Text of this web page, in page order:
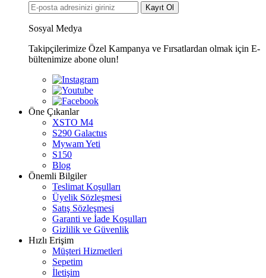
Kayıt Ol
Sosyal Medya
Takipçilerimize Özel Kampanya ve Fırsatlardan olmak için E-
bültenimize abone olun!
Öne Çıkanlar
XSTO M4
S290 Galactus
Mywam Yeti
S150
Blog
Önemli Bilgiler
Teslimat Koşulları
Üyelik Sözleşmesi
Satış Sözleşmesi
Garanti ve İade Koşulları
Gizlilik ve Güvenlik
Hızlı Erişim
Müşteri Hizmetleri
Sepetim
İletişim